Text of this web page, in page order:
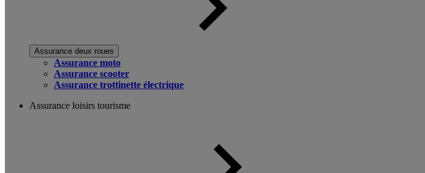
Assurance deux roues
Assurance moto
Assurance scooter
Assurance trottinette électrique
Assurance loisirs tourisme